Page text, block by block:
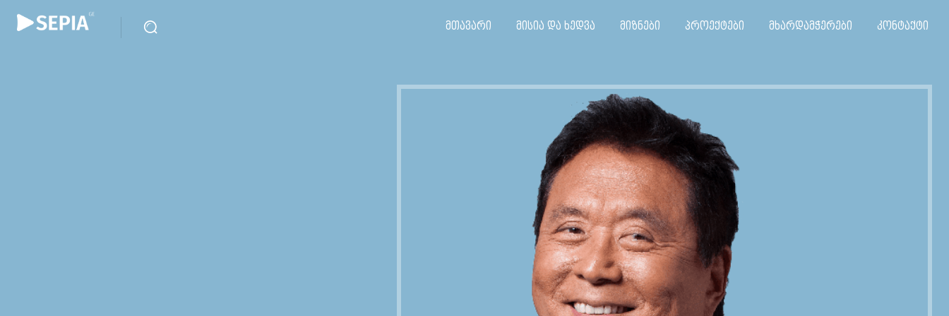
მთავარი მისია და ხედვა მიზნები პროექტები მხარდამჭერები კონტაქტი